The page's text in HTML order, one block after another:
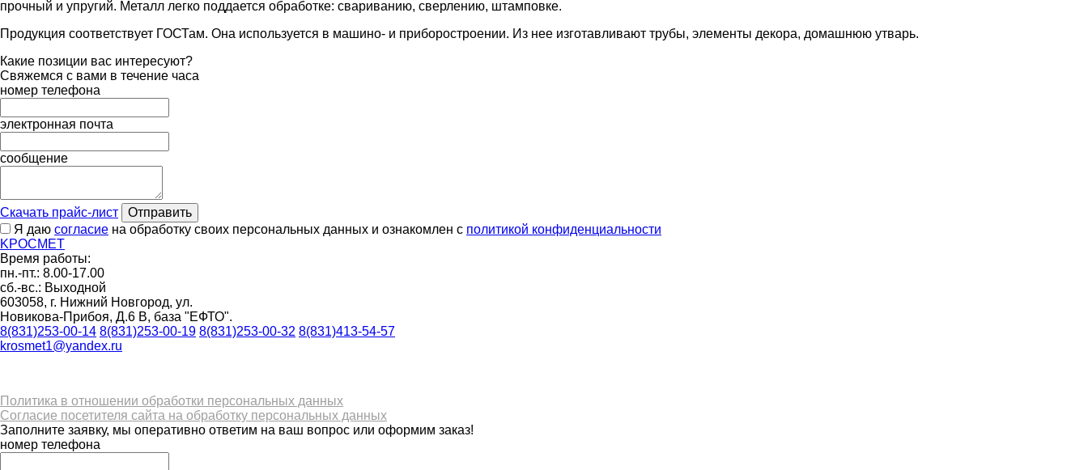
прочный и упругий. Металл легко поддается обработке: свариванию, сверлению, штамповке.
Продукция соответствует ГОСТам. Она используется в машино- и приборостроении. Из нее изготавливают трубы, элементы декора, домашнюю утварь.
Какие позиции вас интересуют?
Свяжемся с вами в течение часа
номер телефона
электронная почта
сообщение
Скачать прайс-лист
Отправить
Я даю согласие на обработку своих персональных данных и ознакомлен с политикой конфиденциальности
KРОСМ ЕТ
Время работы:
пн.-пт.: 8.00-17.00
сб.-вс.: Выходной
603058, г. Нижний Новгород, ул.
Новикова-Прибоя, Д.6 В, база "ЕФТО".
8(831)253-00-14 8(831)253-00-19 8(831)253-00-32 8(831)413-54-57
krosmet1@yandex.ru
Политика в отношении обработки персональных данных
Согласие посетителя сайта на обработку персональных данных
Заполните заявку, мы оперативно ответим на ваш вопрос или оформим заказ!
номер телефона